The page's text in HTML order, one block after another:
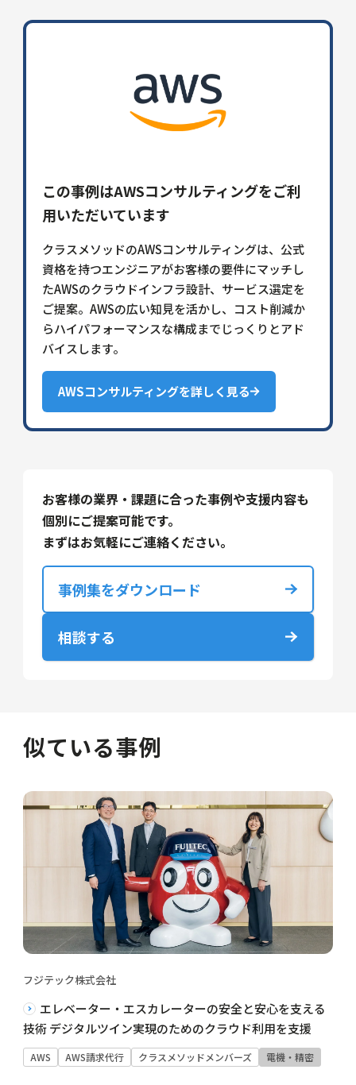
この事例はAWSコンサルティングをご利
用いただいています
クラスメソッドのAWSコンサルティングは、公式
資格を持つエンジニアがお客様の要件にマッチし
たAWSのクラウドインフラ設計、サービス選定を
ご提案。AWSの広い知見を活かし、コスト削減か
らハイパフォーマンスな構成までじっくりとアド
バイスします。
AWSコンサルティングを詳しく見る
お客様の業界・課題に合った事例や支援内容も
個別にご提案可能です。
まずはお気軽にご連絡ください。
事例集をダウンロード
相談する
似ている事例
フジテック株式会社
エレベーター・エスカレーターの安全と安心を支える
技術 デジタルツイン実現のためのクラウド利用を支援
AWS AWS請求代行 クラスメソッドメンバーズ 電機・精密